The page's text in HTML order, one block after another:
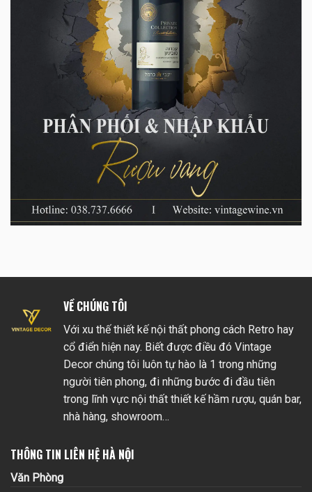
VỀ CHÚNG TÔI
Với xu thế thiết kế nội thất phong cách Retro hay
cổ điển hiện nay. Biết được điều đó Vintage
Decor chúng tôi luôn tự hào là 1 trong những
người tiên phong, đi những bước đi đầu tiên
trong lĩnh vực nội thất thiết kế hầm rượu, quán bar,
nhà hàng, showroom…
THÔNG TIN LIÊN HỆ HÀ NỘI
Văn Phòng